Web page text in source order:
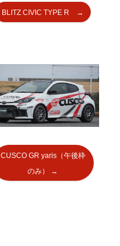
BLITZ CIVIC TYPE R →
CUSCO GR yaris（午後枠
のみ） →